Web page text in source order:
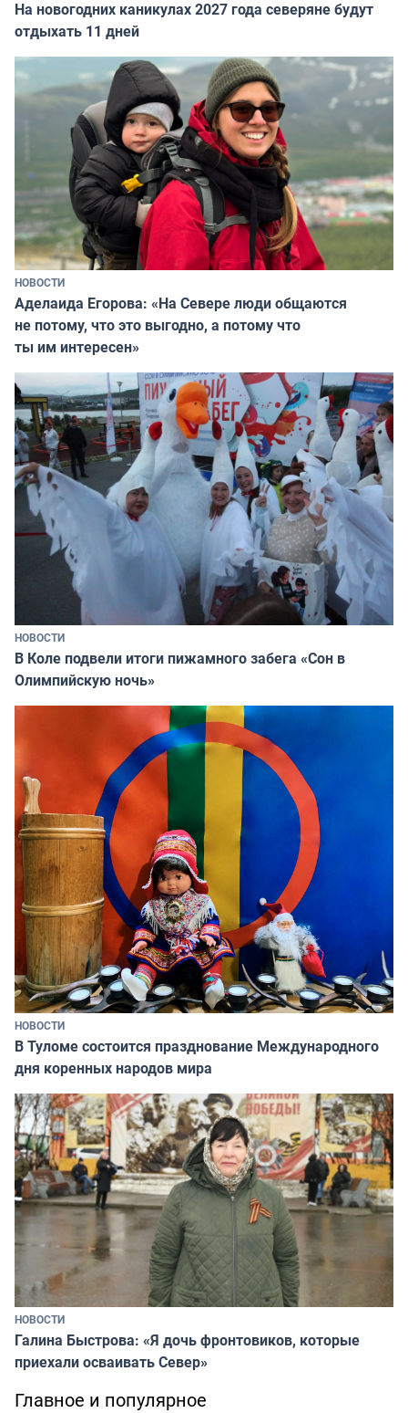
На новогодних каникулах 2027 года северяне будут
отдыхать 11 дней
НОВОСТИ
Аделаида Егорова: «На Севере люди общаются
не потому, что это выгодно, а потому что
ты им интересен»
НОВОСТИ
В Коле подвели итоги пижамного забега «Сон в
Олимпийскую ночь»
НОВОСТИ
В Туломе состоится празднование Международного
дня коренных народов мира
НОВОСТИ
Галина Быстрова: «Я дочь фронтовиков, которые
приехали осваивать Север»
Главное и популярное